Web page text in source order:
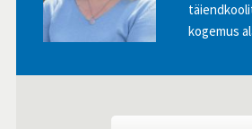
kogemus